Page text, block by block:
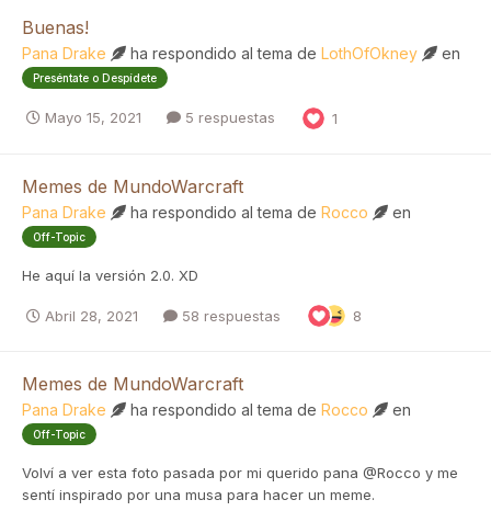
Buenas!
Pana Drake ha respondido al tema de LothOfOkney en
Preséntate o Despídete
Mayo 15, 2021 5 respuestas 1
Memes de MundoWarcraft
Pana Drake ha respondido al tema de Rocco en
Off-Topic
He aquí la versión 2.0. XD
Abril 28, 2021 58 respuestas 8
Memes de MundoWarcraft
Pana Drake ha respondido al tema de Rocco en
Off-Topic
Volví a ver esta foto pasada por mi querido pana @Rocco y me
sentí inspirado por una musa para hacer un meme.